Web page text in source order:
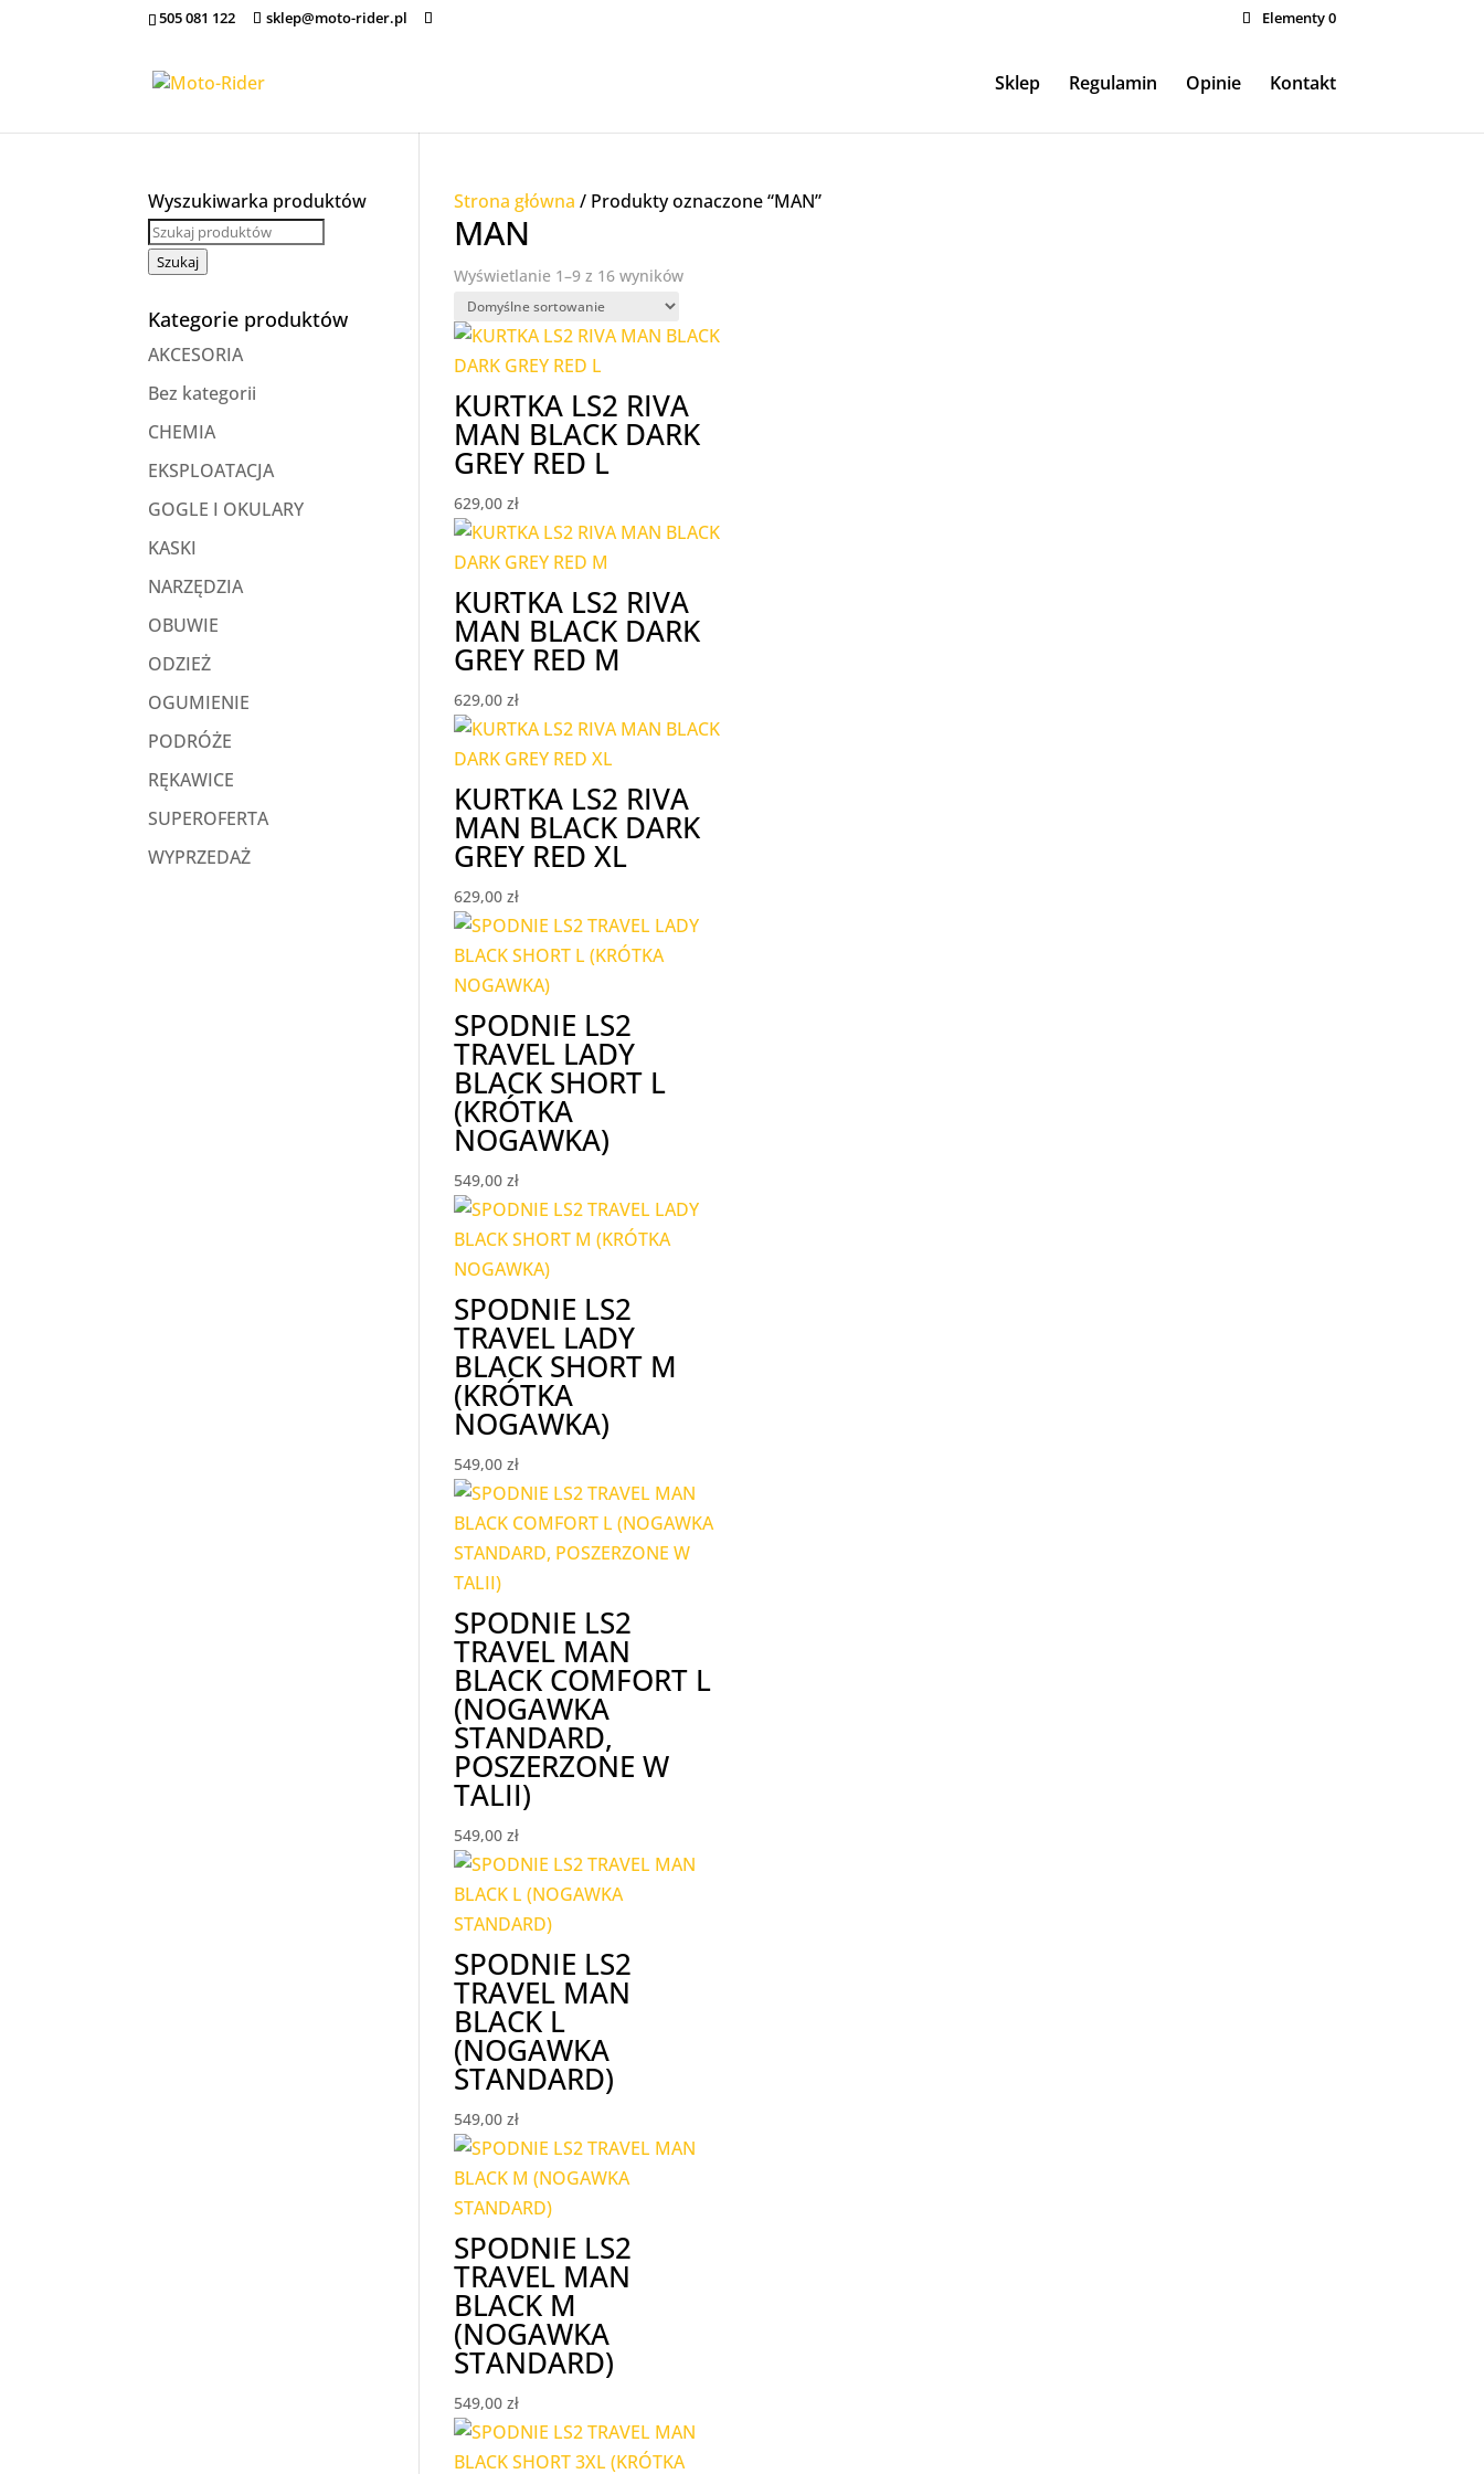
505 081 122 sklep@moto-rider.pl Elementy 0
Sklep Regulamin Opinie Kontakt
Strona główna / Produkty oznaczone “MAN”
MAN
Wyświetlanie 1–9 z 16 wyników
KURTKA LS2 RIVA
MAN BLACK DARK
GREY RED L
629,00zł
KURTKA LS2 RIVA
MAN BLACK DARK
GREY RED M
629,00zł
KURTKA LS2 RIVA
MAN BLACK DARK
GREY RED XL
629,00zł
SPODNIE LS2
TRAVEL LADY
BLACK SHORT L
(KRÓTKA
NOGAWKA)
549,00zł
SPODNIE LS2
TRAVEL LADY
BLACK SHORT M
(KRÓTKA
NOGAWKA)
549,00zł
SPODNIE LS2
TRAVEL MAN
BLACK COMFORT L
(NOGAWKA
STANDARD,
POSZERZONE W
TALII)
549,00zł
SPODNIE LS2
TRAVEL MAN
BLACK L
(NOGAWKA
STANDARD)
549,00zł
SPODNIE LS2
TRAVEL MAN
BLACK M
(NOGAWKA
STANDARD)
549,00zł
Wyszukiwarka produktów
Szukaj
Kategorie produktów
AKCESORIA
Bez kategorii
CHEMIA
EKSPLOATACJA
GOGLE I OKULARY
KASKI
NARZĘDZIA
OBUWIE
ODZIEŻ
OGUMIENIE
PODRÓŻE
RĘKAWICE
SUPEROFERTA
WYPRZEDAŻ